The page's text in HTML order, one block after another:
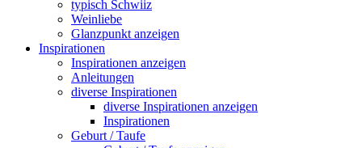
typisch Schwiiz
Weinliebe
Glanzpunkt anzeigen
Inspirationen
Inspirationen anzeigen
Anleitungen
diverse Inspirationen
diverse Inspirationen anzeigen
Inspirationen
Geburt / Taufe